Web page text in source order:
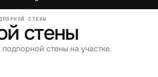
СТЕНЫ
стены
стены на участке.